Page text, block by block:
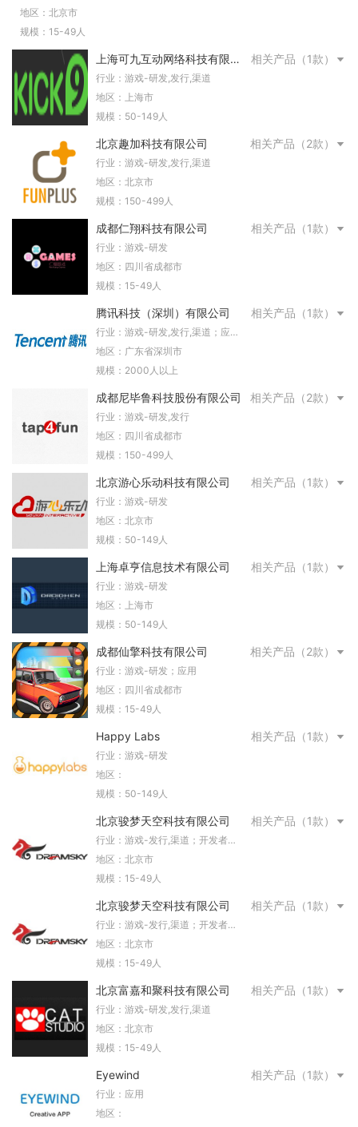
地区：北京市
规模：15-49人
上海可九互动网络科技有限公
司
行业：游戏-研发,发行,渠道
地区：上海市
规模：50-149人
相关产品（1款）
北京趣加科技有限公司
行业：游戏-研发,发行,渠道
地区：北京市
规模：150-499人
相关产品（2款）
成都仁翔科技有限公司
行业：游戏-研发
地区：四川省成都市
规模：15-49人
相关产品（1款）
腾讯科技（深圳）有限公司
行业：游戏-研发,发行,渠道；应
用；投资；文化娱乐-影视,动漫,视
频；短剧-；开发者服务-云服务,推
地区：广东省深圳市
规模：2000人以上
相关产品（1款）
成都尼毕鲁科技股份有限公司
行业：游戏-研发,发行
地区：四川省成都市
规模：150-499人
相关产品（2款）
北京游心乐动科技有限公司
行业：游戏-研发
地区：北京市
规模：50-149人
相关产品（1款）
上海卓亨信息技术有限公司
行业：游戏-研发
地区：上海市
规模：50-149人
相关产品（1款）
成都仙擎科技有限公司
行业：游戏-研发；应用
地区：四川省成都市
规模：15-49人
相关产品（2款）
Happy Labs
行业：游戏-研发
地区：
规模：50-149人
相关产品（1款）
北京骏梦天空科技有限公司
行业：游戏-发行,渠道；开发者服
务-数据服务
地区：北京市
规模：15-49人
相关产品（1款）
北京骏梦天空科技有限公司
行业：游戏-发行,渠道；开发者服
务-数据服务
地区：北京市
规模：15-49人
相关产品（1款）
北京富嘉和聚科技有限公司
行业：游戏-研发,发行,渠道
地区：北京市
规模：15-49人
相关产品（1款）
Eyewind
行业：应用
地区：
相关产品（1款）